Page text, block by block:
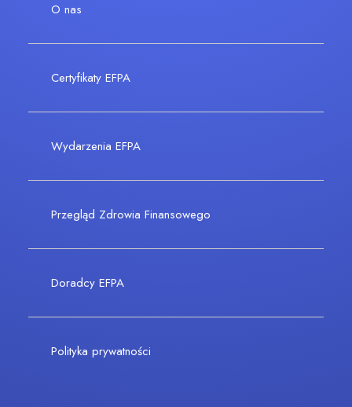
O nas
Certyfikaty EFPA
Wydarzenia EFPA
Przegląd Zdrowia Finansowego
Doradcy EFPA
Polityka prywatności